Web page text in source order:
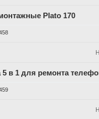
Plato 170
5 в 1 для ремонта